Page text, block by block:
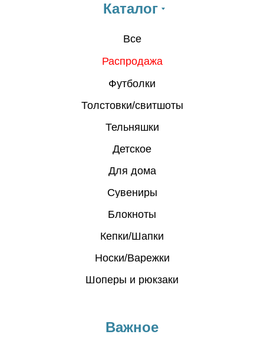
Все
Распродажа
Футболки
Важное
Каталог
Толстовки/свитшоты
Тельняшки
Детское
Для дома
Сувениры
Блокноты
Кепки/Шапки
Носки/Варежки
Шоперы и рюкзаки